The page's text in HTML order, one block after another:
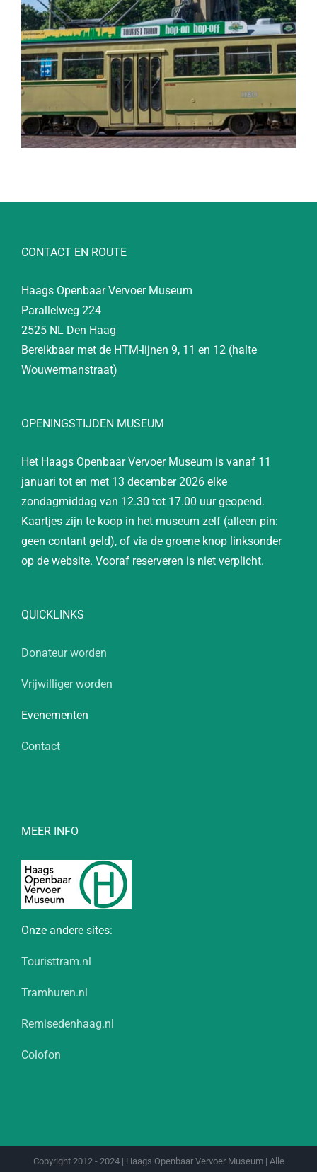
CONTACT EN ROUTE
Haags Openbaar Vervoer Museum
Parallelweg 224
2525 NL Den Haag
Bereikbaar met de HTM-lijnen 9, 11 en 12 (halte
Wouwermanstraat)
OPENINGSTIJDEN MUSEUM
Het Haags Openbaar Vervoer Museum is vanaf 11
januari tot en met 13 december 2026 elke
zondagmiddag van 12.30 tot 17.00 uur geopend.
Kaartjes zijn te koop in het museum zelf (alleen pin:
geen contant geld), of via de groene knop linksonder
op de website. Vooraf reserveren is niet verplicht.
QUICKLINKS
Donateur worden
Vrijwilliger worden
Evenementen
Contact
MEER INFO
Onze andere sites:
Touristtram.nl
Tramhuren.nl
Remisedenhaag.nl
Colofon
Copyright 2012 - 2024 | Haags Openbaar Vervoer Museum | Alle